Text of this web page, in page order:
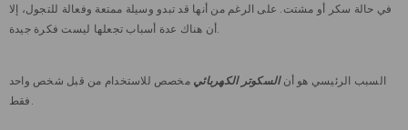
في حالة سكر أو مشتت. على الرغم من أنها قد تبدو وسيلة ممتعة وفعالة للتجول، إلا
أن هناك عدة أسباب تجعلها ليست فكرة جيدة.
السبب الرئيسي هو أنالسكوتر الكهربائي مخصص للاستخدام من قبل شخص واحد
فقط.